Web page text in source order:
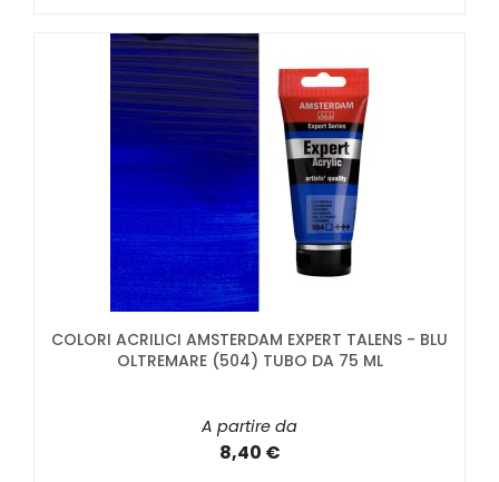
COLORI ACRILICI AMSTERDAM EXPERT TALENS - BLU
OLTREMARE (504) TUBO DA 75 ML
A partire da
8,40 €